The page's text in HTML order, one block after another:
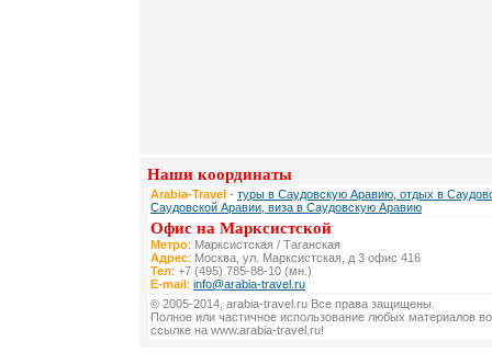
Наши координаты
Arabia-Travel - туры в Саудовскую Аравию, отдых в
Саудовской Аравии, виза в Саудовскую Аравию
Офис на Марксистской
Метро: Марксистская / Таганская
Адрес: Москва, ул. Марксистская, д 3 офис 416
Тел: +7 (495) 785-88-10 (мн.)
E-mail: info@arabia-travel.ru
© 2005-2014, arabia-travel.ru Все права защищены.
Полное или частичное использование любых материалов
ссылке на www.arabia-travel.ru!